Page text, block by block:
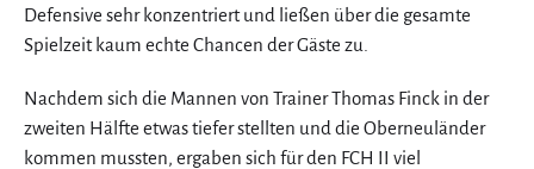
Defensive sehr konzentriert und ließen über die gesamte
Spielzeit kaum echte Chancen der Gäste zu.
Nachdem sich die Mannen von Trainer Thomas Finck in der
zweiten Hälfte etwas tiefer stellten und die Oberneuländer
kommen mussten, ergaben sich für den FCH II viel